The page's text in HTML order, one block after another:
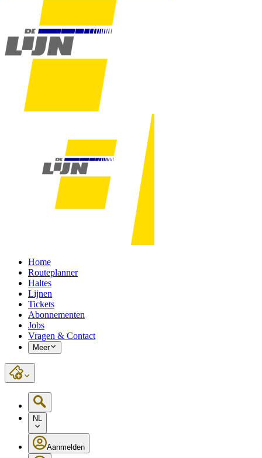
Home
Routeplanner
Haltes
Lijnen
Tickets
Abonnementen
Jobs
Vragen & Contact
Meer
NL
Aanmelden